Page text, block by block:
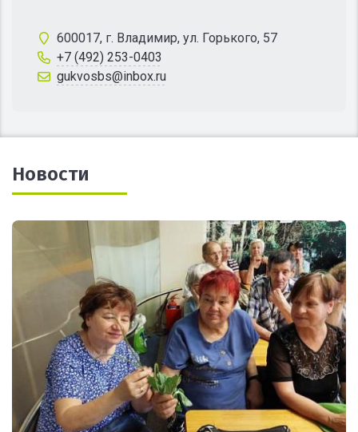
600017, г. Владимир, ул. Горького, 57
+7 (492) 253-0403
gukvosbs@inbox.ru
Новости